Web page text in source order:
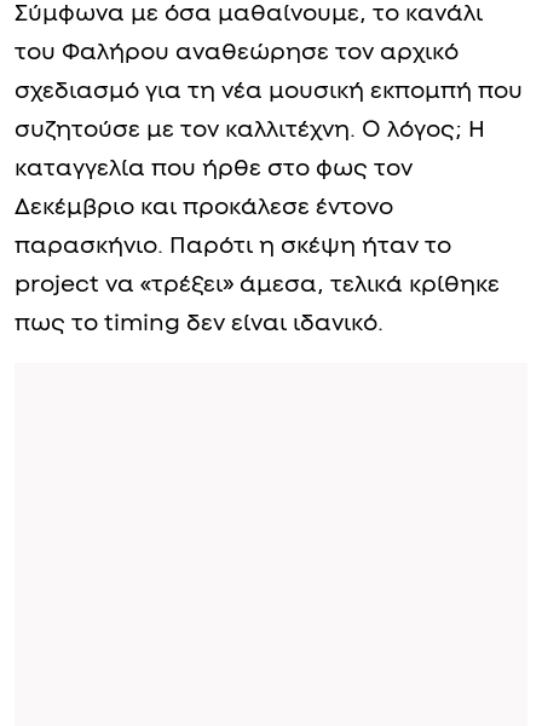
Σύμφωνα με όσα μαθαίνουμε, το κανάλι
του Φαλήρου αναθεώρησε τον αρχικό
σχεδιασμό για τη νέα μουσική εκπομπή που
συζητούσε με τον καλλιτέχνη. Ο λόγος; Η
καταγγελία που ήρθε στο φως τον
Δεκέμβριο και προκάλεσε έντονο
παρασκήνιο. Παρότι η σκέψη ήταν το
project να «τρέξει» άμεσα, τελικά κρίθηκε
πως το timing δεν είναι ιδανικό.